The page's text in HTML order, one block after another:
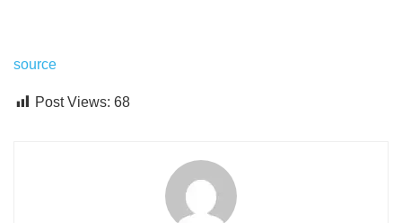
source
Post Views: 68